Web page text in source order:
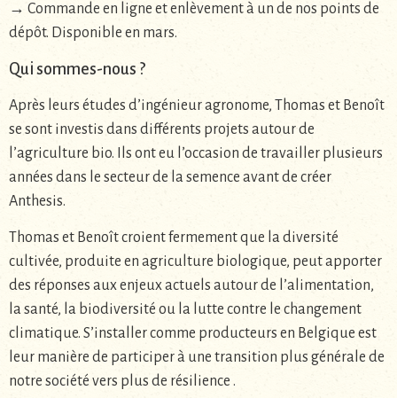
→ Commande en ligne et enlèvement à un de nos points de
dépôt. Disponible en mars.
Qui sommes-nous ?
Après leurs études d’ingénieur agronome, Thomas et Benoît
se sont investis dans différents projets autour de
l’agriculture bio. Ils ont eu l’occasion de travailler plusieurs
années dans le secteur de la semence avant de créer
Anthesis.
Thomas et Benoît croient fermement que la diversité
cultivée, produite en agriculture biologique, peut apporter
des réponses aux enjeux actuels autour de l’alimentation,
la santé, la biodiversité ou la lutte contre le changement
climatique. S’installer comme producteurs en Belgique est
leur manière de participer à une transition plus générale de
notre société vers plus de résilience .